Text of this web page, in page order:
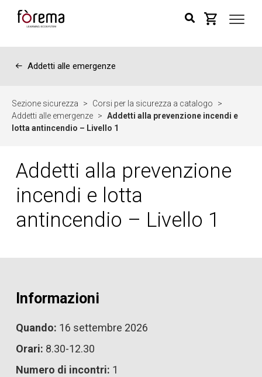
← Addetti alle emergenze
Sezione sicurezza > Corsi per la sicurezza a catalogo
>
Addetti alle emergenze > Addetti alla prevenzione incendi e
lotta antincendio – Livello 1
Addetti alla prevenzione
incendi e lotta
antincendio – Livello 1
Informazioni
Quando: 16 settembre 2026
Orari: 8.30-12.30
Numero di incontri: 1